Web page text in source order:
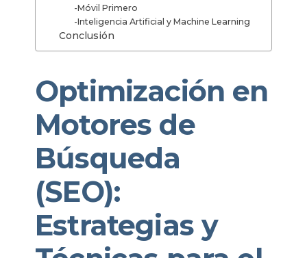
-Móvil Primero
-Inteligencia Artificial y Machine Learning
Conclusión
Optimización en
Motores de
Búsqueda
(SEO):
Estrategias y